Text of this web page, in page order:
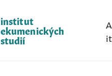
institut
ekumenických
studií